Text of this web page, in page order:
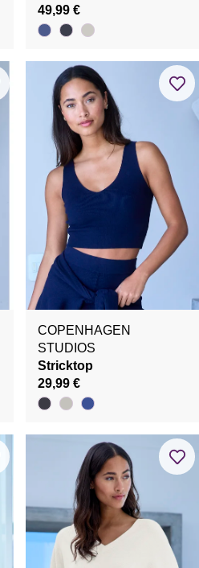
49,99 €
COPENHAGEN
STUDIOS
Stricktop
29,99 €